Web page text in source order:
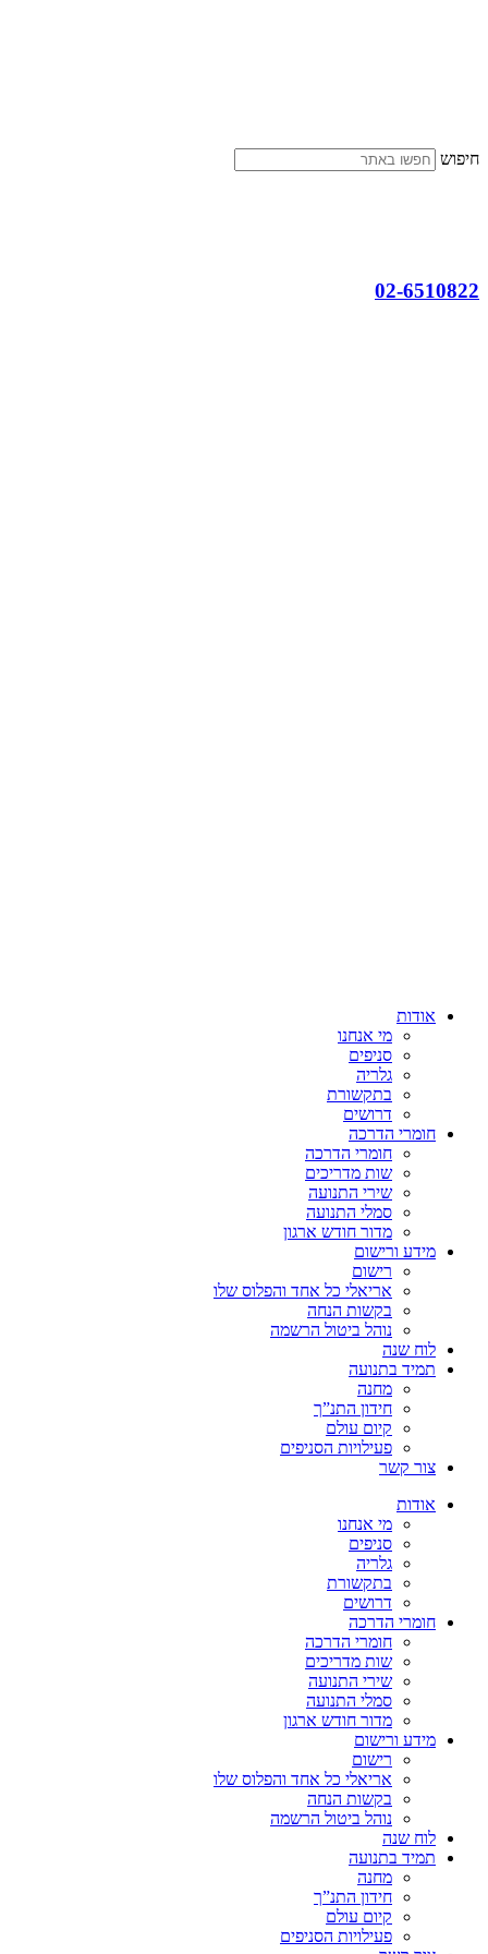
חיפוש
02-6510822
אודות
מי אנחנו
סניפים
גלריה
בתקשורת
דרושים
חומרי הדרכה
חומרי הדרכה
שות מדריכים
שירי התנועה
סמלי התנועה
מדור חודש ארגון
מידע ורישום
רישום
אריאלי כל אחד והפלוס שלו
בקשות הנחה
נוהל ביטול הרשמה
לוח שנה
תמיד בתנועה
מחנה
חידון התנ”ך
קיום עולם
פעילויות הסניפים
צור קשר
אודות
מי אנחנו
סניפים
גלריה
בתקשורת
דרושים
חומרי הדרכה
חומרי הדרכה
שות מדריכים
שירי התנועה
סמלי התנועה
מדור חודש ארגון
מידע ורישום
רישום
אריאלי כל אחד והפלוס שלו
בקשות הנחה
נוהל ביטול הרשמה
לוח שנה
תמיד בתנועה
מחנה
חידון התנ”ך
קיום עולם
פעילויות הסניפים